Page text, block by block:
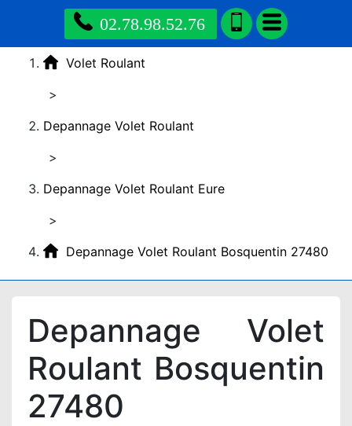
02.78.98.52.76
Volet Roulant
>
Depannage Volet Roulant
>
Depannage Volet Roulant Eure
>
Depannage Volet Roulant Bosquentin 27480
Depannage Volet
Roulant Bosquentin
27480